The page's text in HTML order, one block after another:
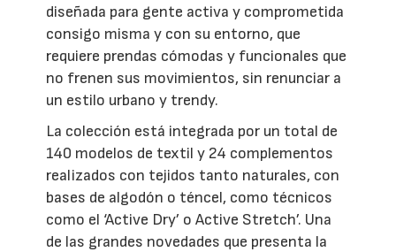
diseñada para gente activa y comprometida
consigo misma y con su entorno, que
requiere prendas cómodas y funcionales que
no frenen sus movimientos, sin renunciar a
un estilo urbano y trendy.
La colección está integrada por un total de
140 modelos de textil y 24 complementos
realizados con tejidos tanto naturales, con
bases de algodón o téncel, como técnicos
como el ‘Active Dry’ o Active Stretch’. Una
de las grandes novedades que presenta la